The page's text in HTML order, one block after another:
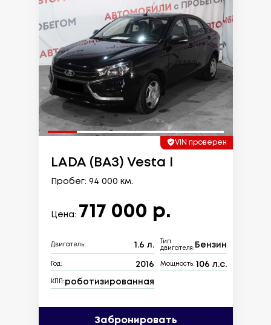
VIN проверен
LADA (ВАЗ) Vesta I
Пробег: 94 000 км.
Цена: 717 000 р.
Двигатель: 1.6 л.
Тип
двигателя: Бензин
Год: 2016 Мощность: 106 л.с.
КПП: роботизированная
Забронировать